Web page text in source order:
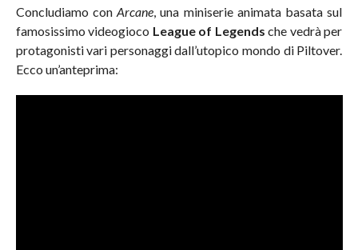
Concludiamo conArcane, una miniserie animata basata sul
famosissimo videogioco League of Legends che vedrà per
protagonisti vari personaggi dall’utopico mondo di Piltover.
Ecco un’anteprima: